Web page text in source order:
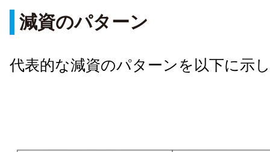
減資のパターン
代表的な減資のパターンを以下に示